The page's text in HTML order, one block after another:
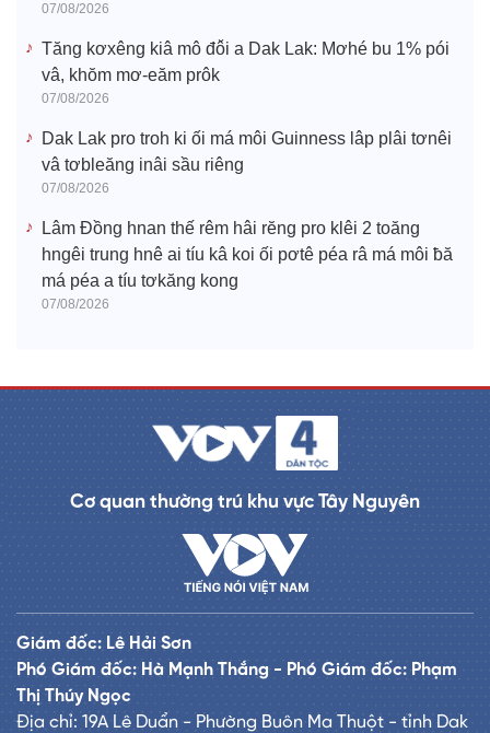
07/08/2026
Tăng kơxêng kiâ mô đô̆i a Dak Lak: Mơhé bu 1% pói
vâ, khŏm mơ-eăm prôk
07/08/2026
Dak Lak pro troh ki ối má môi Guinness lâp plâi tơnêi
vâ tơbleăng inâi sầu riêng
07/08/2026
Lâm Đồng hnan thế rêm hâi rĕng pro klêi 2 toăng
hngêi trung hnê ai tíu kâ koi ối pơtê péa râ má môi ƀă
má péa a tíu tơkăng kong
07/08/2026
Cơ quan thường trú khu vực Tây Nguyên
Giám đốc: Lê Hải Sơn
Phó Giám đốc: Hà Mạnh Thắng - Phó Giám đốc: Phạm
Thị Thúy Ngọc
Địa chỉ: 19A Lê Duẩn - Phường Buôn Ma Thuột - tỉnh Dak